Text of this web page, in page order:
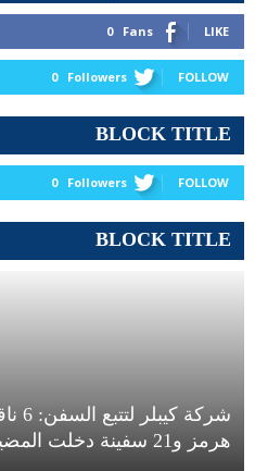
0 Fans LIKE
0 Followers FOLLOW
BLOCK TITLE
0 Followers FOLLOW
BLOCK TITLE
هرمز و21 سفينة دخلت المضيق هذا الأسبوع